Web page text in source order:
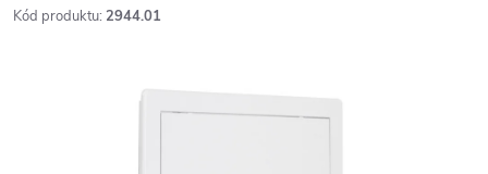
Kód produktu: 2944.01